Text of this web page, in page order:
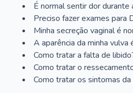
É normal sentir dor durante
Preciso fazer exames para
Minha secreção vaginal é
A aparência da minha vulva
Como tratar a falta de
Como tratar o
Como tratar os sintomas da